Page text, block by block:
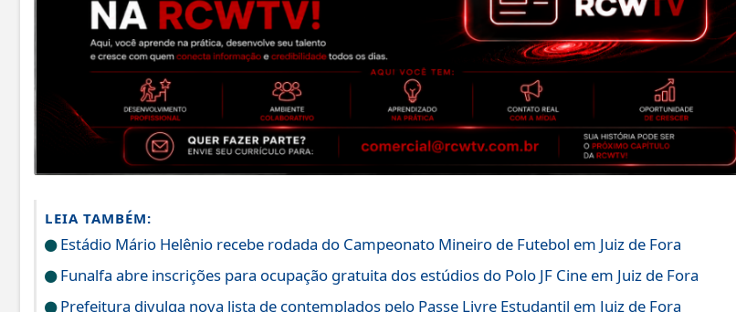
LEIA TAMBÉM:
Estádio Mário Helênio recebe rodada do Campeonato Mineiro de Futebol em Juiz de Fora
Funalfa abre inscrições para ocupação gratuita dos estúdios do Polo JF Cine em Juiz de Fora
Prefeitura divulga nova lista de contemplados pelo Passe Livre Estudantil em Juiz de Fora